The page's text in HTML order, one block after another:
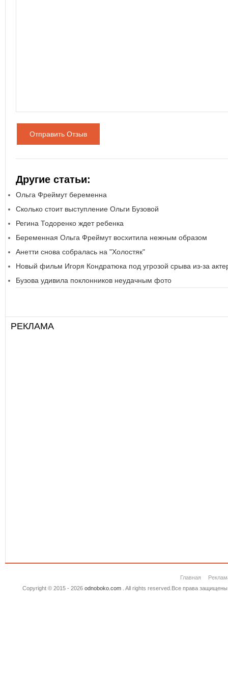
Отправить Отзыв
Другие статьи:
Ольга Фреймут беременна
Сколько стоит выступление Ольги Бузовой
Регина Тодоренко ждет ребенка
Беременная Ольга Фреймут восхитила нежным образом
Анетти снова собралась на "Холостяк"
Новый фильм Игоря Кондратюка под угрозой срыва из-за
Бузова удивила поклонников неудачным фото
РЕКЛАМА
Главная
Copyright © 2015 - 2026 odnoboko.com. All rights reserved.Все права защищены.